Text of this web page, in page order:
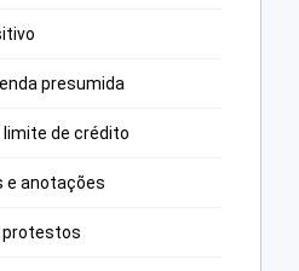
presumida
limite de crédito
e anotações
protestos